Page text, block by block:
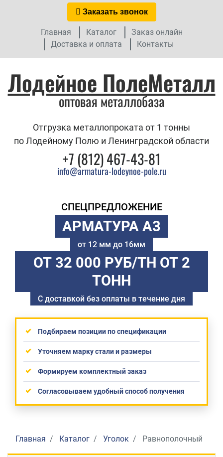
Заказать звонок
Главная Каталог
Заказ онлайн
Доставка и оплата
Контакты
Лодейное ПолеМеталл
оптовая металлобаза
Отгрузка металлопроката от 1 тонны
по Лодейному Полю и Ленинградской области
+7 (812) 467-43-81
info@armatura-lodeynoe-pole.ru
СПЕЦПРЕДЛОЖЕНИЕ
АРМАТУРА А3
от 12 мм до 16мм
ОТ 32 000 РУБ/ТН ОТ 2
ТОНН
С доставкой без оплаты в течение дня
Подбираем позиции по спецификации
Уточняем марку стали и размеры
Формируем комплектный заказ
Согласовываем удобный способ получения
Главная Каталог Уголок Равнополочный